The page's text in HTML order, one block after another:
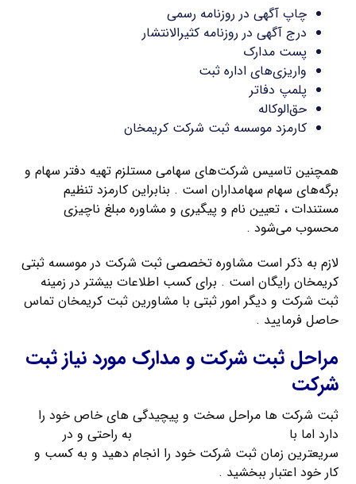
چاپ آگهی در روزنامه رسمی
درج آگهی در روزنامه کثیرالانتشار
پست مدارک
واریزی‌های اداره ثبت
پلمپ دفاتر
حق‌الوکاله
کارمزد موسسه ثبت شرکت کریمخان
همچنین تاسیس شرکت‌های سهامی مستلزم تهیه دفتر سهام و
برگه‌های سهام سهامداران است . بنابراین کارمزد تنظیم
مستندات ، تعیین نام و پیگیری و مشاوره مبلغ ناچیزی
محسوب می‌شود .
لازم به ذکر است مشاوره تخصصی ثبت شرکت در موسسه ثبتی
کریمخان رایگان است . برای کسب اطلاعات بیشتر در زمینه
ثبت شرکت و دیگر امور ثبتی با مشاورین ثبت کریمخان تماس
حاصل فرمایید .
مراحل ثبت شرکت و مدارک مورد نیاز ثبت
شرکت
ثبت شرکت ها مراحل سخت و پیچیدگی های خاص خود را
دارد اما با
به راحتی و در
سریعترین زمان ثبت شرکت خود را انجام دهید و به کسب و
کار خود اعتبار ببخشید .